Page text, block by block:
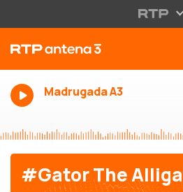
Madrugada A3
#Gator The